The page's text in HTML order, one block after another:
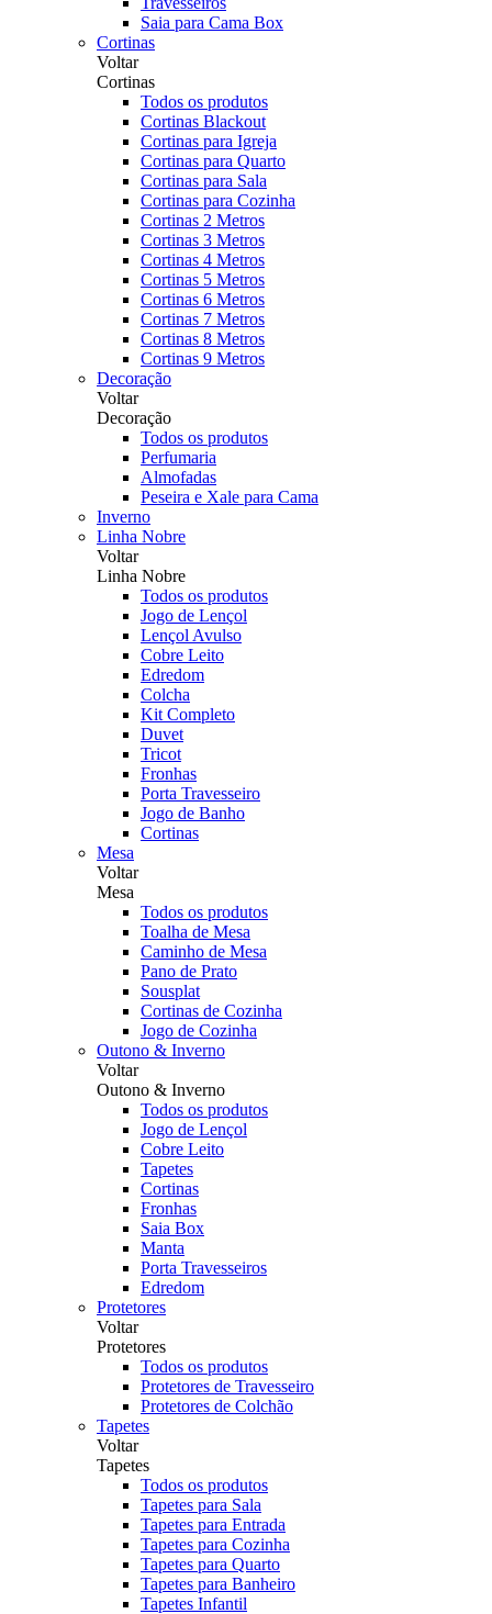
Saia para Cama Box
Cortinas
Voltar
Cortinas
Todos os produtos
Cortinas Blackout
Cortinas para Igreja
Cortinas para Quarto
Cortinas para Sala
Cortinas para Cozinha
Cortinas 2 Metros
Cortinas 3 Metros
Cortinas 4 Metros
Cortinas 5 Metros
Cortinas 6 Metros
Cortinas 7 Metros
Cortinas 8 Metros
Cortinas 9 Metros
Decoração
Voltar
Decoração
Todos os produtos
Perfumaria
Almofadas
Peseira e Xale para Cama
Inverno
Linha Nobre
Voltar
Linha Nobre
Todos os produtos
Jogo de Lençol
Lençol Avulso
Cobre Leito
Edredom
Colcha
Kit Completo
Duvet
Tricot
Fronhas
Porta Travesseiro
Jogo de Banho
Cortinas
Mesa
Voltar
Mesa
Todos os produtos
Toalha de Mesa
Caminho de Mesa
Pano de Prato
Sousplat
Cortinas de Cozinha
Jogo de Cozinha
Outono & Inverno
Voltar
Outono & Inverno
Todos os produtos
Jogo de Lençol
Cobre Leito
Tapetes
Cortinas
Fronhas
Saia Box
Manta
Porta Travesseiros
Edredom
Protetores
Voltar
Protetores
Todos os produtos
Protetores de Travesseiro
Protetores de Colchão
Tapetes
Voltar
Tapetes
Todos os produtos
Tapetes para Sala
Tapetes para Entrada
Tapetes para Cozinha
Tapetes para Quarto
Tapetes para Banheiro
Tapetes Infantil